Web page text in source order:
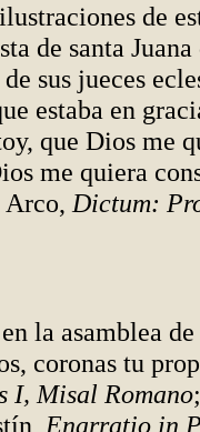
de
de santa
sus jueces
estaba en
que Dios me
me quiera
Arco, Dictum:
la asamblea de
coronas tu
I, Misal Romano
Enarratio in